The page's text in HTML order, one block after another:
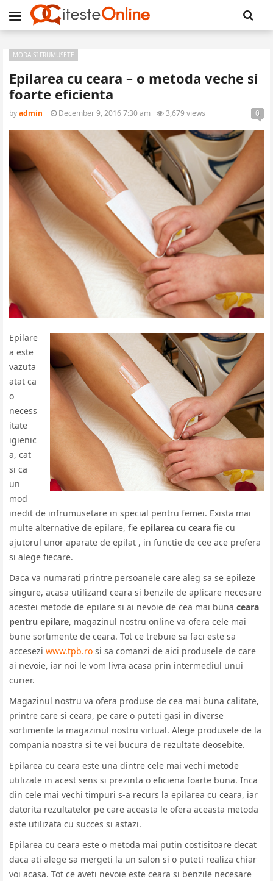
Epilarea cu ceara – o metoda veche si
foarte eficienta
MODA SI FRUMUSETE
byadmin December 9, 2016 7:30 am 3,679 views 0
Epilare
a este
vazuta
atat ca
o
necess
itate
igienic
a, cat
si ca
un
mod
inedit de infrumusetare in special pentru femei. Exista mai
multe alternative de epilare, fie epilarea cu ceara fie cu
ajutorul unor aparate de epilat , in functie de cee ace prefera
si alege fiecare.
Daca va numarati printre persoanele care aleg sa se epileze
singure, acasa utilizand ceara si benzile de aplicare necesare
acestei metode de epilare si ai nevoie de cea mai buna ceara
pentru epilare, magazinul nostru online va ofera cele mai
bune sortimente de ceara. Tot ce trebuie sa faci este sa
accesezi www.tpb.ro si sa comanzi de aici produsele de care
ai nevoie, iar noi le vom livra acasa prin intermediul unui
curier.
Magazinul nostru va ofera produse de cea mai buna calitate,
printre care si ceara, pe care o puteti gasi in diverse
sortimente la magazinul nostru virtual. Alege produsele de la
compania noastra si te vei bucura de rezultate deosebite.
Epilarea cu ceara este una dintre cele mai vechi metode
utilizate in acest sens si prezinta o eficiena foarte buna. Inca
din cele mai vechi timpuri s-a recurs la epilarea cu ceara, iar
datorita rezultatelor pe care aceasta le ofera aceasta metoda
este utilizata cu succes si astazi.
Epilarea cu ceara este o metoda mai putin costisitoare decat
daca ati alege sa mergeti la un salon si o puteti realiza chiar
voi acasa. Tot ce aveti nevoie este ceara si benzile necesare